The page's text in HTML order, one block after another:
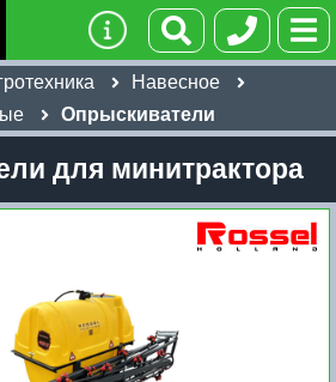
Навесное
Опрыскиватели
для минитрактора